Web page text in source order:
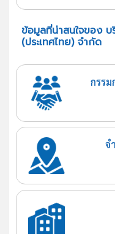
ข้อมูลที่น่าสนใจของ
(ประเทศไทย) จำกัด
กรร
จ